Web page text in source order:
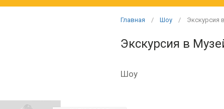
Главная Шоу Экскурсия
Экскурсия в
Шоу